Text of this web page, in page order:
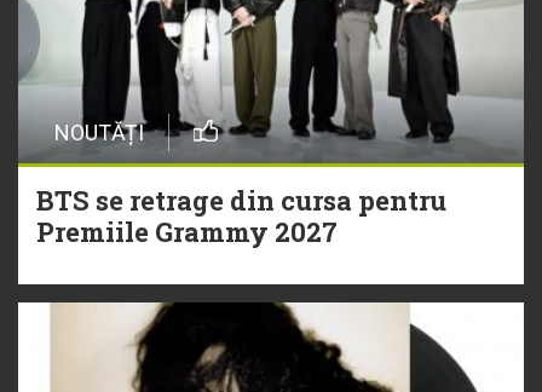
NOUTĂȚI
BTS se retrage din cursa pentru
Premiile Grammy 2027